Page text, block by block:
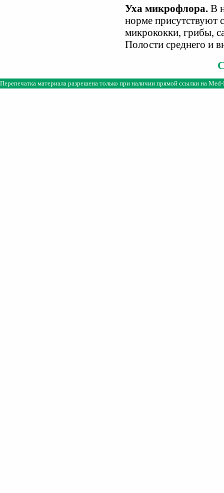
Уха микрофлора. В
норме присутствуют
микрококки, грибы,
Полости среднего и
Перепечатка материала разрешена только при наличии прямой ссылки на